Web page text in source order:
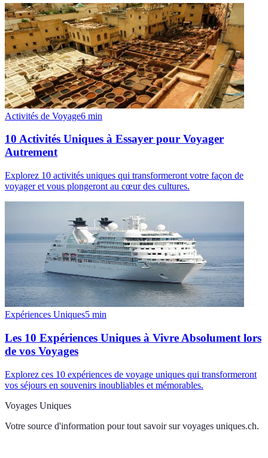
Activités de Voyage6 min
10 Activités Uniques à Essayer pour Voyager
Autrement
Explorez 10 activités uniques qui transformeront votre façon de
voyager et vous plongeront au cœur des cultures.
Expériences Uniques5 min
Les 10 Expériences Uniques à Vivre Absolument lors
de vos Voyages
Explorez ces 10 expériences de voyage uniques qui transformeront
vos séjours en souvenirs inoubliables et mémorables.
Voyages Uniques
Votre source d'information pour tout savoir sur voyages uniques.ch.